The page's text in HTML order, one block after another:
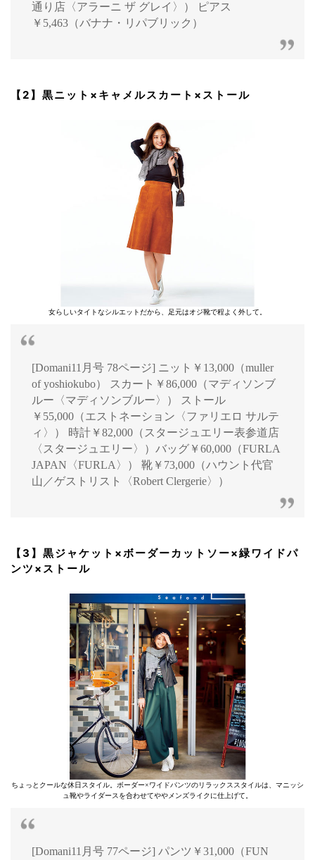
通り店〈アラーニ ザ グレイ〉） ピアス
￥5,463（バナナ・リパブリック）
【2】黒ニット×キャメルスカート×ストール
女らしいタイトなシルエットだから、足元はオジ靴で程よく外して。
[Domani11月号 78ページ] ニット￥13,000（muller
of yoshiokubo） スカート￥86,000（マディソンブ
ルー〈マディソンブルー〉） ストール
￥55,000（エストネーション〈ファリエロ サルテ
ィ〉） 時計￥82,000（スタージュエリー表参道店
〈スタージュエリー〉）バッグ￥60,000（FURLA
JAPAN〈FURLA〉） 靴￥73,000（ハウント代官
山／ゲストリスト〈Robert Clergerie〉）
【3】黒ジャケット×ボーダーカットソー×緑ワイドパ
ンツ×ストール
ちょっとクールな休日スタイル。ボーダー×ワイドパンツのリラックススタイルは、マニッシ
ュ靴やライダースを合わせてややメンズライクに仕上げて。
[Domani11月号 77ページ] パンツ￥31,000（FUN